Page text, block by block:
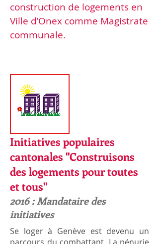
construction de logements en
Ville d’Onex comme Magistrate
communale.
Initiatives populaires
cantonales "Construisons
des logements pour toutes
et tous"
2016 : Mandataire des
initiatives
Se loger à Genève est devenu un
parcours du combattant. La pénurie